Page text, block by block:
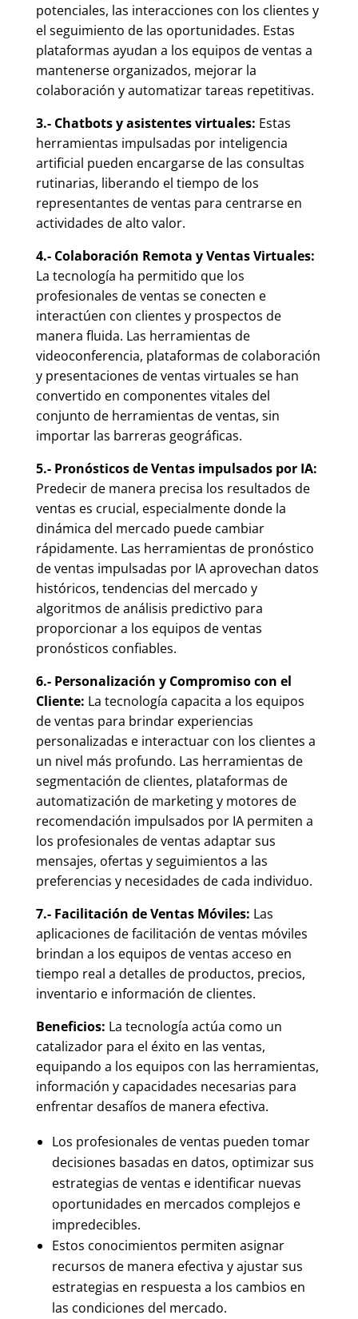
potenciales, las interacciones con los clientes y
el seguimiento de las oportunidades. Estas
plataformas ayudan a los equipos de ventas a
mantenerse organizados, mejorar la
colaboración y automatizar tareas repetitivas.
3.- Chatbots y asistentes virtuales: Estas
herramientas impulsadas por inteligencia
artificial pueden encargarse de las consultas
rutinarias, liberando el tiempo de los
representantes de ventas para centrarse en
actividades de alto valor.
4.- Colaboración Remota y Ventas Virtuales:
La tecnología ha permitido que los
profesionales de ventas se conecten e
interactúen con clientes y prospectos de
manera fluida. Las herramientas de
videoconferencia, plataformas de colaboración
y presentaciones de ventas virtuales se han
convertido en componentes vitales del
conjunto de herramientas de ventas, sin
importar las barreras geográficas.
5.- Pronósticos de Ventas impulsados por IA:
Predecir de manera precisa los resultados de
ventas es crucial, especialmente donde la
dinámica del mercado puede cambiar
rápidamente. Las herramientas de pronóstico
de ventas impulsadas por IA aprovechan datos
históricos, tendencias del mercado y
algoritmos de análisis predictivo para
proporcionar a los equipos de ventas
pronósticos confiables.
6.- Personalización y Compromiso con el
Cliente: La tecnología capacita a los equipos
de ventas para brindar experiencias
personalizadas e interactuar con los clientes a
un nivel más profundo. Las herramientas de
segmentación de clientes, plataformas de
automatización de marketing y motores de
recomendación impulsados por IA permiten a
los profesionales de ventas adaptar sus
mensajes, ofertas y seguimientos a las
preferencias y necesidades de cada individuo.
7.- Facilitación de Ventas Móviles: Las
aplicaciones de facilitación de ventas móviles
brindan a los equipos de ventas acceso en
tiempo real a detalles de productos, precios,
inventario e información de clientes.
Beneficios: La tecnología actúa como un
catalizador para el éxito en las ventas,
equipando a los equipos con las herramientas,
información y capacidades necesarias para
enfrentar desafíos de manera efectiva.
Los profesionales de ventas pueden tomar
decisiones basadas en datos, optimizar sus
estrategias de ventas e identificar nuevas
oportunidades en mercados complejos e
impredecibles.
Estos conocimientos permiten asignar
recursos de manera efectiva y ajustar sus
estrategias en respuesta a los cambios en
las condiciones del mercado.